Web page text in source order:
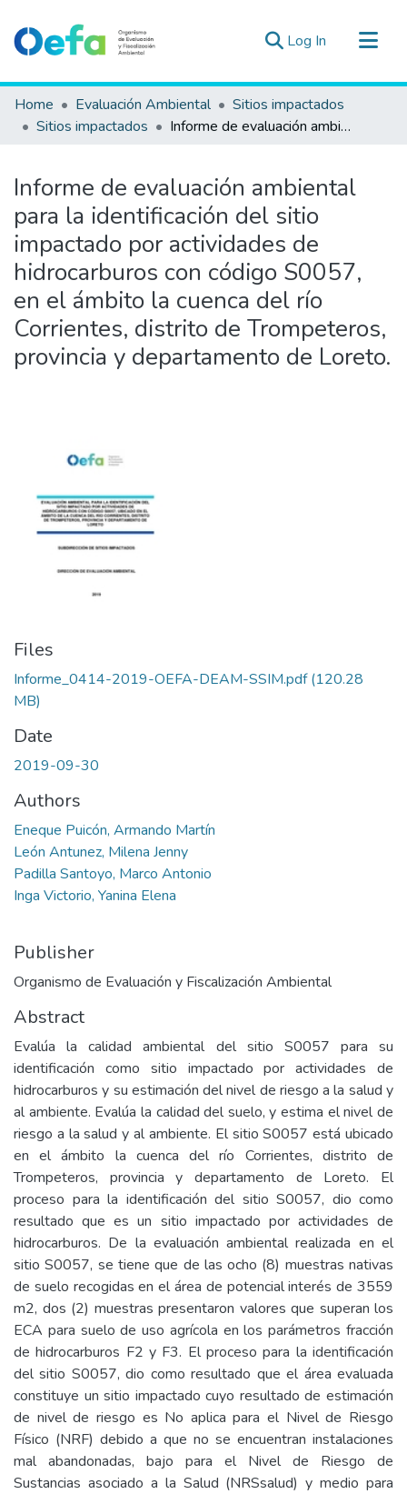
Log In (current)
Communities & Collections
All of DSpace
Estad. Externas
Guias ▾
Home Evaluación Ambiental
Sitios impactados
Sitios impactados
Informe de evaluación ambiental para la identificación del sitio impactado por actividades de hidrocarburos con código S0057, en el ámbito la cuenca del río Corrientes, distrito de Trompeteros, provincia y departamento de Loreto.
Informe de evaluación ambiental
para la identificación del sitio
impactado por actividades de
hidrocarburos con código S0057,
en el ámbito la cuenca del río
Corrientes, distrito de Trompeteros,
provincia y departamento de Loreto.
Files
Informe_0414-2019-OEFA-DEAM-SSIM.pdf(120.28
MB)
Date
2019-09-30
Authors
Eneque Puicón, Armando Martín
León Antunez, Milena Jenny
Padilla Santoyo, Marco Antonio
Inga Victorio, Yanina Elena
Publisher
Organismo de Evaluación y Fiscalización Ambiental
Abstract
Evalúa la calidad ambiental del sitio S0057 para su
identificación como sitio impactado por actividades de
hidrocarburos y su estimación del nivel de riesgo a la salud y
al ambiente. Evalúa la calidad del suelo, y estima el nivel de
riesgo a la salud y al ambiente. El sitio S0057 está ubicado
en el ámbito la cuenca del río Corrientes, distrito de
Trompeteros, provincia y departamento de Loreto. El
proceso para la identificación del sitio S0057, dio como
resultado que es un sitio impactado por actividades de
hidrocarburos. De la evaluación ambiental realizada en el
sitio S0057, se tiene que de las ocho (8) muestras nativas
de suelo recogidas en el área de potencial interés de 3559
m2, dos (2) muestras presentaron valores que superan los
ECA para suelo de uso agrícola en los parámetros fracción
de hidrocarburos F2 y F3. El proceso para la identificación
del sitio S0057, dio como resultado que el área evaluada
constituye un sitio impactado cuyo resultado de estimación
de nivel de riesgo es No aplica para el Nivel de Riesgo
Físico (NRF) debido a que no se encuentran instalaciones
mal abandonadas, bajo para el Nivel de Riesgo de
Sustancias asociado a la Salud (NRSsalud) y medio para